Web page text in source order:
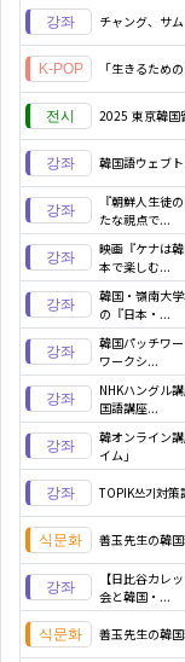
チャング、サ
「生きるため
2025 東京韓国
韓国語ウェブ
『朝鮮人生徒
たな視点で...
映画『ケナは
本で楽しむ...
韓国・嶺南大
の『日本・...
韓国パッチワ
ワークシ...
NHKハングル
国語講座...
韓オンライン
イム」
TOPIK쓰기対策
善玉先生の韓
【日比谷カレ
会と韓国・...
善玉先生の韓